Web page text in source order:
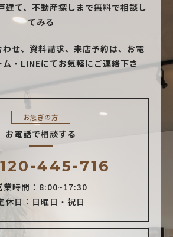
建て、不動産探しまで無料で相談し
てみる
せ、資料請求、来店予約は、 お電
・LINEにてお気軽にご連絡下さ
お急ぎの方
お電話で相談する
445-716
業時間：8:00~17:30
休日：日曜日・祝日